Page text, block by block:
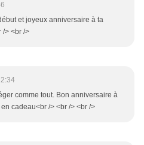
et joyeux anniversaire à ta
/> <br />
comme tout. Bon anniversaire à
cadeau<br /> <br /> <br />